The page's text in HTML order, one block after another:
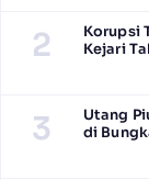
2
Korupsi
Kejari
3
Utang
di